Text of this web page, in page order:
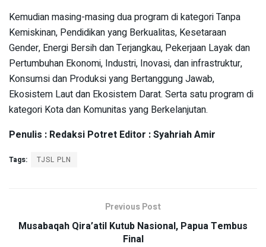
Kemudian masing-masing dua program di kategori Tanpa
Kemiskinan, Pendidikan yang Berkualitas, Kesetaraan
Gender, Energi Bersih dan Terjangkau, Pekerjaan Layak dan
Pertumbuhan Ekonomi, Industri, Inovasi, dan infrastruktur,
Konsumsi dan Produksi yang Bertanggung Jawab,
Ekosistem Laut dan Ekosistem Darat. Serta satu program di
kategori Kota dan Komunitas yang Berkelanjutan.
Penulis : Redaksi Potret Editor : Syahriah Amir
Tags: TJSL PLN
Previous Post
Musabaqah Qira’atil Kutub Nasional, Papua Tembus
Final